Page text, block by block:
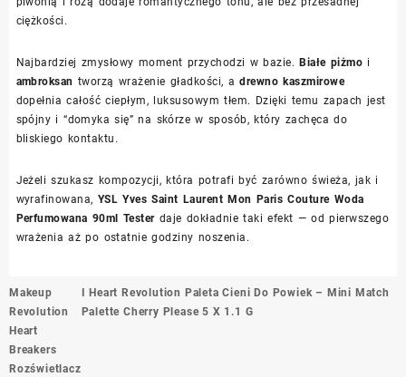
ciężkości.
Najbardziej zmysłowy moment przychodzi w bazie.Białe piżmo i
ambroksan tworzą wrażenie gładkości, adrewno kaszmirowe
dopełnia całość ciepłym, luksusowym tłem. Dzięki temu zapach jest
spójny i “domyka się” na skórze w sposób, który zachęca do
bliskiego kontaktu.
Jeżeli szukasz kompozycji, która potrafi być zarówno świeża, jak i
wyrafinowana, YSL Yves Saint Laurent Mon Paris Couture Woda
Perfumowana 90ml Testerdaje dokładnie taki efekt — od pierwszego
wrażenia aż po ostatnie godziny noszenia.
Nawigacja
wpisu
Makeup
Revolution
Heart
Breakers
Rozświetlacz
I Heart Revolution Paleta Cieni Do Powiek – Mini Match
Palette Cherry Please 5 X 1.1 G